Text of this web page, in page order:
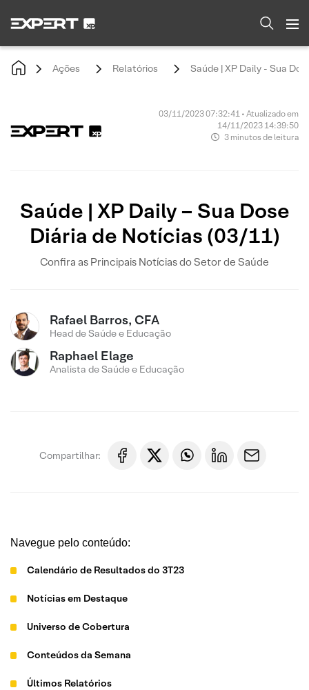
Ações Relatórios Saúde | XP Daily - Sua
03/11/2023 07:32:41 • Atualizado em
14/11/2023 14:39:50
3 minutos de leitura
Saúde | XP Daily – Sua Dose
Diária de Notícias (03/11)
Confira as Principais Notícias do Setor de Saúde
Rafael Barros, CFA
Head de Saúde e Educação
Raphael Elage
Analista de Saúde e Educação
Compartilhar:
Navegue pelo conteúdo:
Calendário de Resultados do 3T23
Notícias em Destaque
Universo de Cobertura
Conteúdos da Semana
Últimos Relatórios